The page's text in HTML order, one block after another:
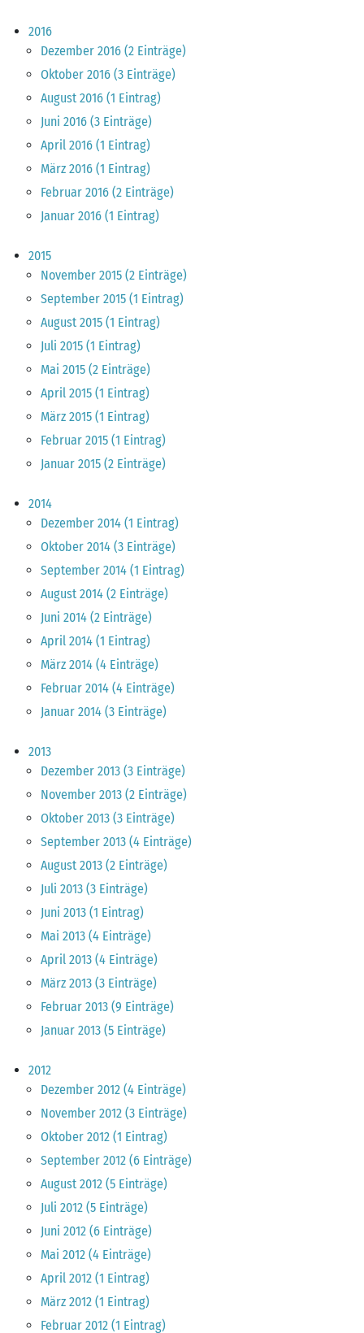
2016
Dezember 2016 (2 Einträge)
Oktober 2016 (3 Einträge)
August 2016 (1 Eintrag)
Juni 2016 (3 Einträge)
April 2016 (1 Eintrag)
März 2016 (1 Eintrag)
Februar 2016 (2 Einträge)
Januar 2016 (1 Eintrag)
2015
November 2015 (2 Einträge)
September 2015 (1 Eintrag)
August 2015 (1 Eintrag)
Juli 2015 (1 Eintrag)
Mai 2015 (2 Einträge)
April 2015 (1 Eintrag)
März 2015 (1 Eintrag)
Februar 2015 (1 Eintrag)
Januar 2015 (2 Einträge)
2014
Dezember 2014 (1 Eintrag)
Oktober 2014 (3 Einträge)
September 2014 (1 Eintrag)
August 2014 (2 Einträge)
Juni 2014 (2 Einträge)
April 2014 (1 Eintrag)
März 2014 (4 Einträge)
Februar 2014 (4 Einträge)
Januar 2014 (3 Einträge)
2013
Dezember 2013 (3 Einträge)
November 2013 (2 Einträge)
Oktober 2013 (3 Einträge)
September 2013 (4 Einträge)
August 2013 (2 Einträge)
Juli 2013 (3 Einträge)
Juni 2013 (1 Eintrag)
Mai 2013 (4 Einträge)
April 2013 (4 Einträge)
März 2013 (3 Einträge)
Februar 2013 (9 Einträge)
Januar 2013 (5 Einträge)
2012
Dezember 2012 (4 Einträge)
November 2012 (3 Einträge)
Oktober 2012 (1 Eintrag)
September 2012 (6 Einträge)
August 2012 (5 Einträge)
Juli 2012 (5 Einträge)
Juni 2012 (6 Einträge)
Mai 2012 (4 Einträge)
April 2012 (1 Eintrag)
März 2012 (1 Eintrag)
Februar 2012 (1 Eintrag)